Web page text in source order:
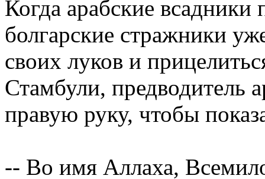
Когда арабские всадники
болгарские стражники
своих луков и
Стамбули, предводитель
правую руку, чтобы
-- Во имя Аллаха,